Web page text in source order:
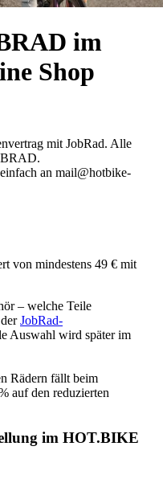
im
Shop
mit JobRad. Alle
an mail@hotbike-
von mindestens 49 € mit
– welche Teile
JobRad-
Auswahl wird später im
Rädern fällt beim
auf den reduzierten
im HOT.BIKE